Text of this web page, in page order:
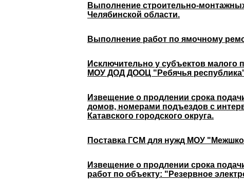
Выполнение строительно-монтажных
Челябинской области.
Выполнение работ по ямочному
Исключительно у субъектов малого
МОУ ДОД ДООЦ "Ребячья республика"
Извещение о продлении срока
домов, номерами подъездов с
Катавского городского округа.
Поставка ГСМ для нужд МОУ
Извещение о продлении срока
работ по объекту: "Резервное